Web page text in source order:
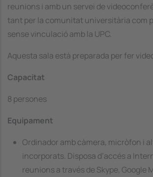
reunions i amb un servei de
tant per la comunitat universitària com
sense vinculació amb la UPC.
Aquesta sala està preparada per fer
Capacitat
8 persones
Equipament
Ordinador amb càmera, micròfon i
incorporats. Disposa d’accés a
reunions a través de Skype, Google